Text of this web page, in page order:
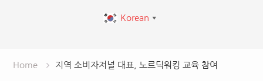
Korean ▼
Home 지역 소비자저널 대표, 노르딕워킹 교육 참여